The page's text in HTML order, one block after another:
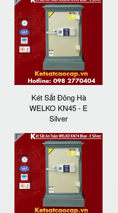
Két Sắt Đông Hà
WELKO KN45 - E
Silver